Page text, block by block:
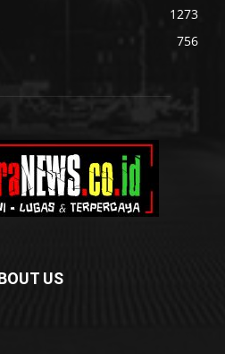
1273
756
US